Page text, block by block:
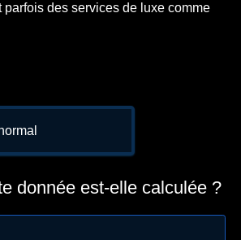
parfois des services de luxe comme
donnée est-elle calculée ?